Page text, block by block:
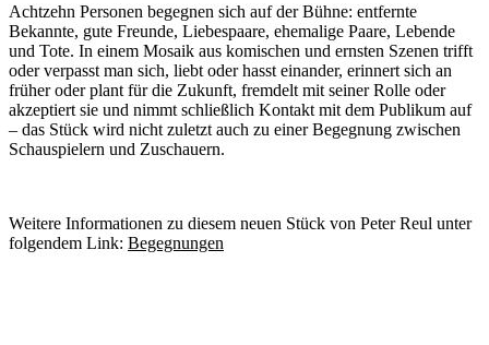
Achtzehn Personen begegnen sich auf der Bühne: entfernte
Bekannte, gute Freunde, Liebespaare, ehemalige Paare, Lebende
und Tote. In einem Mosaik aus komischen und ernsten Szenen trifft
oder verpasst man sich, liebt oder hasst einander, erinnert sich an
früher oder plant für die Zukunft, fremdelt mit seiner Rolle oder
akzeptiert sie und nimmt schließlich Kontakt mit dem Publikum auf
– das Stück wird nicht zuletzt auch zu einer Begegnung zwischen
Schauspielern und Zuschauern.
Weitere Informationen zu diesem neuen Stück von Peter Reul unter
folgendem Link: Begegnungen